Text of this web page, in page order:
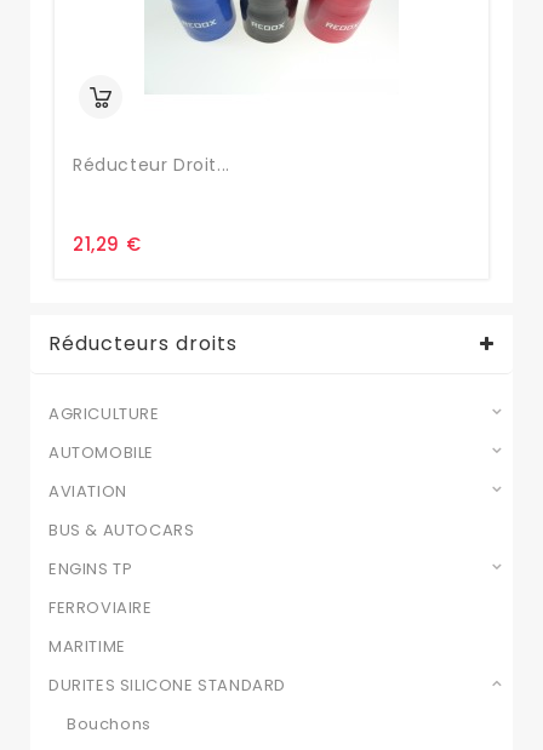
Réducteur Droit...
21,29 €
Réducteurs droits
AGRICULTURE
AUTOMOBILE
AVIATION
BUS & AUTOCARS
ENGINS TP
FERROVIAIRE
MARITIME
DURITES SILICONE STANDARD
Bouchons